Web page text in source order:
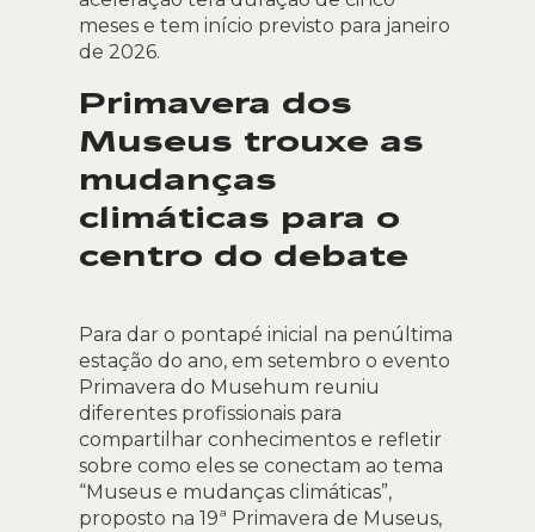
meses e tem início previsto para janeiro
de 2026.
Primavera dos
Museus trouxe as
mudanças
climáticas para o
centro do debate
Para dar o pontapé inicial na penúltima
estação do ano, em setembro o evento
Primavera do Musehum reuniu
diferentes profissionais para
compartilhar conhecimentos e refletir
sobre como eles se conectam ao tema
“Museus e mudanças climáticas”,
proposto na 19ª Primavera de Museus,